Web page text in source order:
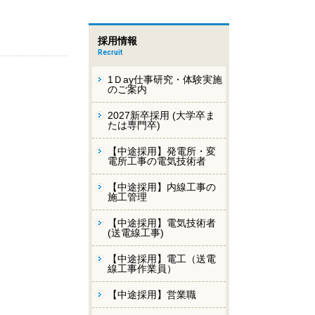
採用情報
Recruit
1Ｄay仕事研究・体験実施
のご案内
2027新卒採用 (大学卒ま
たは専門卒)
【中途採用】発電所・変
電所工事の電気技術者
【中途採用】内線工事の
施工管理
【中途採用】電気技術者
(送電線工事)
【中途採用】電工（送電
線工事作業員）
【中途採用】営業職